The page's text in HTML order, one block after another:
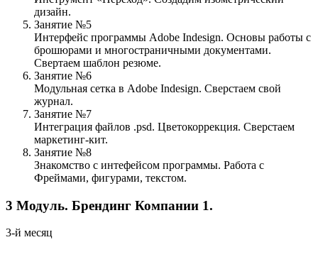
дизайн.
Занятие №5
Интерфейс программы Adobe Indesign. Основы работы с
брошюрами и многостраничными документами.
Свертаем шаблон резюме.
Занятие №6
Модульная сетка в Adobe Indesign. Сверстаем свой
журнал.
Занятие №7
Интеграция файлов .psd. Цветокоррекция. Сверстаем
маркетинг-кит.
Занятие №8
Знакомство с интефейсом программы. Работа с
Фреймами, фигурами, текстом.
3 Модуль. Брендинг Компании 1.
3-й месяц